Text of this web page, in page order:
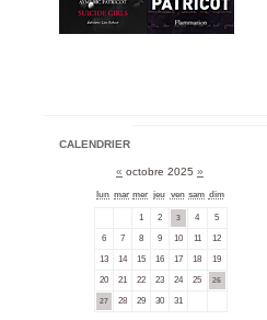
CALENDRIER
« octobre 2025 »
lun mar mer jeu ven sam dim
1 2 3 4 5
6 7 8 9 10 11 12
13 14 15 16 17 18 19
20 21 22 23 24 25 26
27 28 29 30 31